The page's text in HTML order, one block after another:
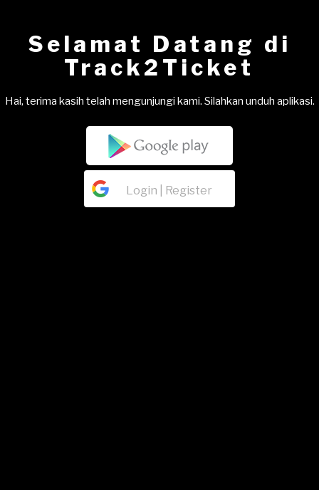
contentSelamat Datang di
Track2Ticket
Hai, terima kasih telah mengunjungi kami. Silahkan unduh aplikasi.
Login | Register